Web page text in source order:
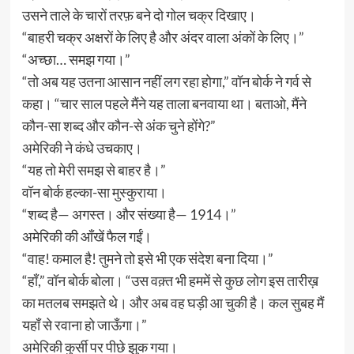
उसने ताले के चारों तरफ़ बने दो गोल चक्र दिखाए।
“बाहरी चक्र अक्षरों के लिए है और अंदर वाला अंकों के लिए।”
“अच्छा… समझ गया।”
“तो अब यह उतना आसान नहीं लग रहा होगा,” वॉन बोर्क ने गर्व से
कहा। “चार साल पहले मैंने यह ताला बनवाया था। बताओ, मैंने
कौन-सा शब्द और कौन-से अंक चुने होंगे?”
अमेरिकी ने कंधे उचकाए।
“यह तो मेरी समझ से बाहर है।”
वॉन बोर्क हल्का-सा मुस्कुराया।
“शब्द है— अगस्त। और संख्या है— 1914।”
अमेरिकी की आँखें फैल गईं।
“वाह! कमाल है! तुमने तो इसे भी एक संदेश बना दिया।”
“हाँ,” वॉन बोर्क बोला। “उस वक़्त भी हममें से कुछ लोग इस तारीख़
का मतलब समझते थे। और अब वह घड़ी आ चुकी है। कल सुबह मैं
यहाँ से रवाना हो जाऊँगा।”
अमेरिकी कुर्सी पर पीछे झुक गया।